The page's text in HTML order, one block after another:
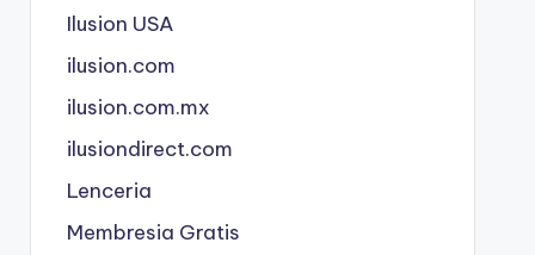
Ilusion USA
ilusion.com
ilusion.com.mx
ilusiondirect.com
Lenceria
Membresia Gratis